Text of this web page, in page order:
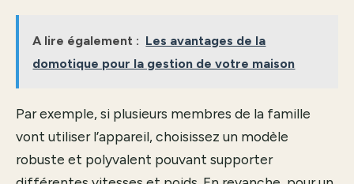
A lire également : Les avantages de la
domotique pour la gestion de votre maison
Par exemple, si plusieurs membres de la famille
vont utiliser l’appareil, choisissez un modèle
robuste et polyvalent pouvant supporter